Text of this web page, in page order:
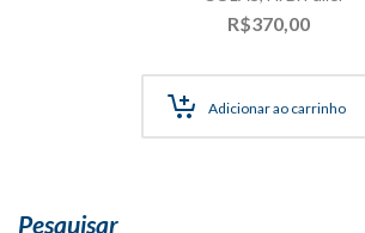
R$370,00
Adicionar ao carrinho
Pesquisar